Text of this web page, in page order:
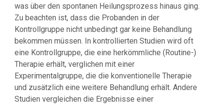
was über den spontanen Heilungsprozess hinaus ging.
Zu beachten ist, dass die Probanden in der
Kontrollgruppe nicht unbedingt gar keine Behandlung
bekommen müssen. In kontrollierten Studien wird oft
eine Kontrollgruppe, die eine herkömmliche (Routine-)
Therapie erhält, verglichen mit einer
Experimentalgruppe, die die konventionelle Therapie
und zusätzlich eine weitere Behandlung erhält. Andere
Studien vergleichen die Ergebnisse einer